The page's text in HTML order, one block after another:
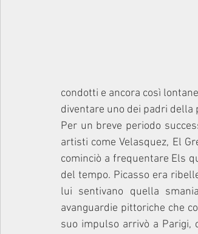
condotti e ancora così
diventare uno dei padri
Per un breve periodo
artisti come Velasquez, El
cominciò a frequentare Els
del tempo. Picasso era
lui sentivano quella
avanguardie pittoriche che
suo impulso arrivò a Parigi,